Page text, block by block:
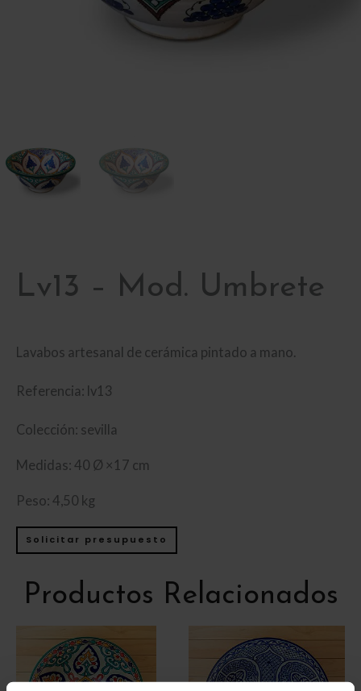
Lv13 – Mod. Umbrete
Lavabos artesanal de cerámica pintado a mano.
Referencia: lv13
Colección: sevilla
Medidas: 40 Ø ×17 cm
Peso: 4,50 kg
Solicitar presupuesto
Productos Relacionados